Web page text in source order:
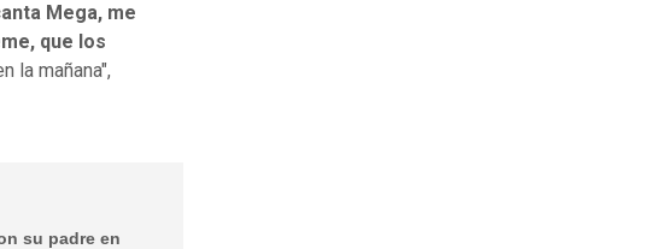
Mega, me
que los
la mañana",
su padre en